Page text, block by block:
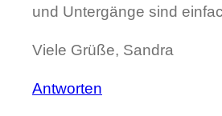
und Untergänge sind
Viele Grüße, Sandra
Antworten